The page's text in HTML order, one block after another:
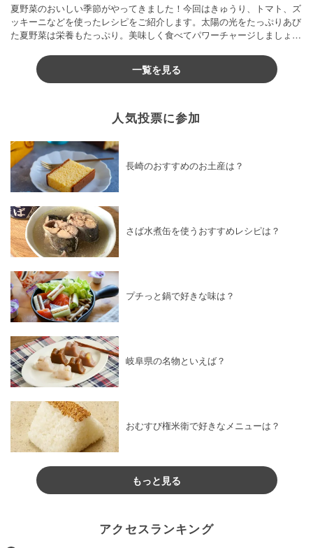
夏野菜のおいしい季節がやってきました！今回はきゅうり、トマト、ズ
ッキーニなどを使ったレシピをご紹介します。太陽の光をたっぷりあび
た夏野菜は栄養もたっぷり。美味しく食べてパワーチャージしましょう
一覧を見る
人気投票に参加
長崎のおすすめのお土産は？
さば水煮缶を使うおすすめレシピは？
プチっと鍋で好きな味は？
岐阜県の名物といえば？
おむすび権米衛で好きなメニューは？
もっと見る
アクセスランキング